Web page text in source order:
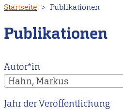
zum
Inhalt
Startseite Publikationen
Publikationen
Autor*in
Hahn, Markus
Jahr der Veröffentlichung